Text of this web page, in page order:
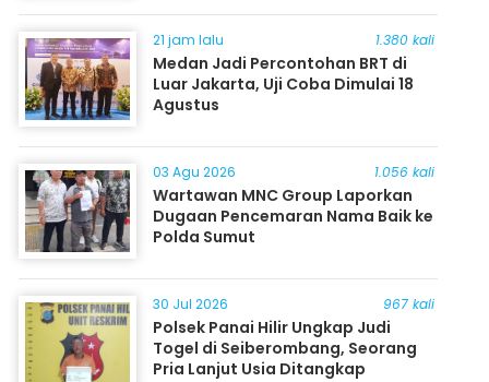
21 jam lalu 1.380 kali
Medan Jadi Percontohan BRT di
Luar Jakarta, Uji Coba Dimulai 18
Agustus
03 Agu 2026 1.056 kali
Wartawan MNC Group Laporkan
Dugaan Pencemaran Nama Baik ke
Polda Sumut
30 Jul 2026 967 kali
Polsek Panai Hilir Ungkap Judi
Togel di Seiberombang, Seorang
Pria Lanjut Usia Ditangkap